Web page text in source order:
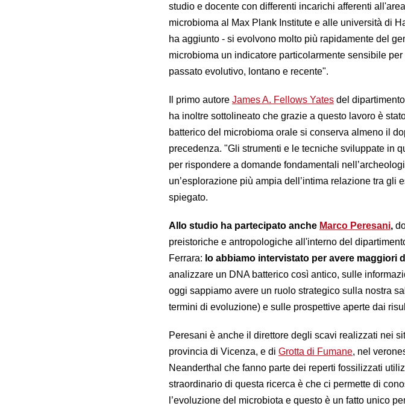
studio e docente con differenti incarichi afferenti
microbioma al Max Plank Institute e alle università di
ha aggiunto - si evolvono molto più rapidamente del
microbioma un indicatore particolarmente sensibile
passato evolutivo, lontano e recente".
Il primo autore James A. Fellows Yates del
ha inoltre sottolineato che grazie a questo lavoro è
batterico del microbioma orale si conserva almeno il
precedenza. "Gli strumenti e le tecniche sviluppate in
per rispondere a domande fondamentali
un’esplorazione più ampia dell’intima relazione tra gli
spiegato.
Allo studio ha partecipato anche Marco Peresani,
preistoriche e antropologiche all'interno del
Ferrara: lo abbiamo intervistato per avere maggiori
analizzare un DNA batterico così antico, sulle
oggi sappiamo avere un ruolo strategico sulla nostra
termini di evoluzione) e sulle prospettive aperte dai
Peresani è anche il direttore degli scavi realizzati nei
provincia di Vicenza, e di Grotta di Fumane, nel
Neanderthal che fanno parte dei reperti fossilizzati
straordinario di questa ricerca è che ci permette di
l’evoluzione del microbiota e questo è un fatto unico